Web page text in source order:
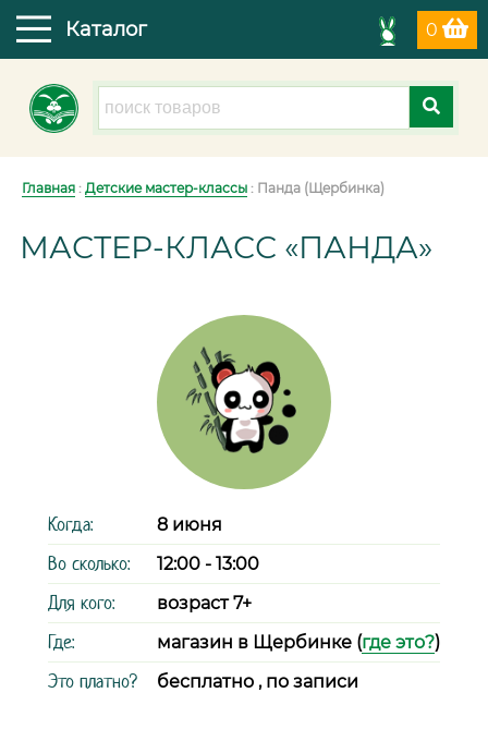
0
Каталог
Главная : Детские мастер-классы : Панда (Щербинка)
МАСТЕР-КЛАСС «ПАНДА»
Когда: 8 июня
Во сколько: 12:00 - 13:00
Для кого: возраст 7+
Где: магазин в Щербинке (где это?)
Это платно? бесплатно , по записи